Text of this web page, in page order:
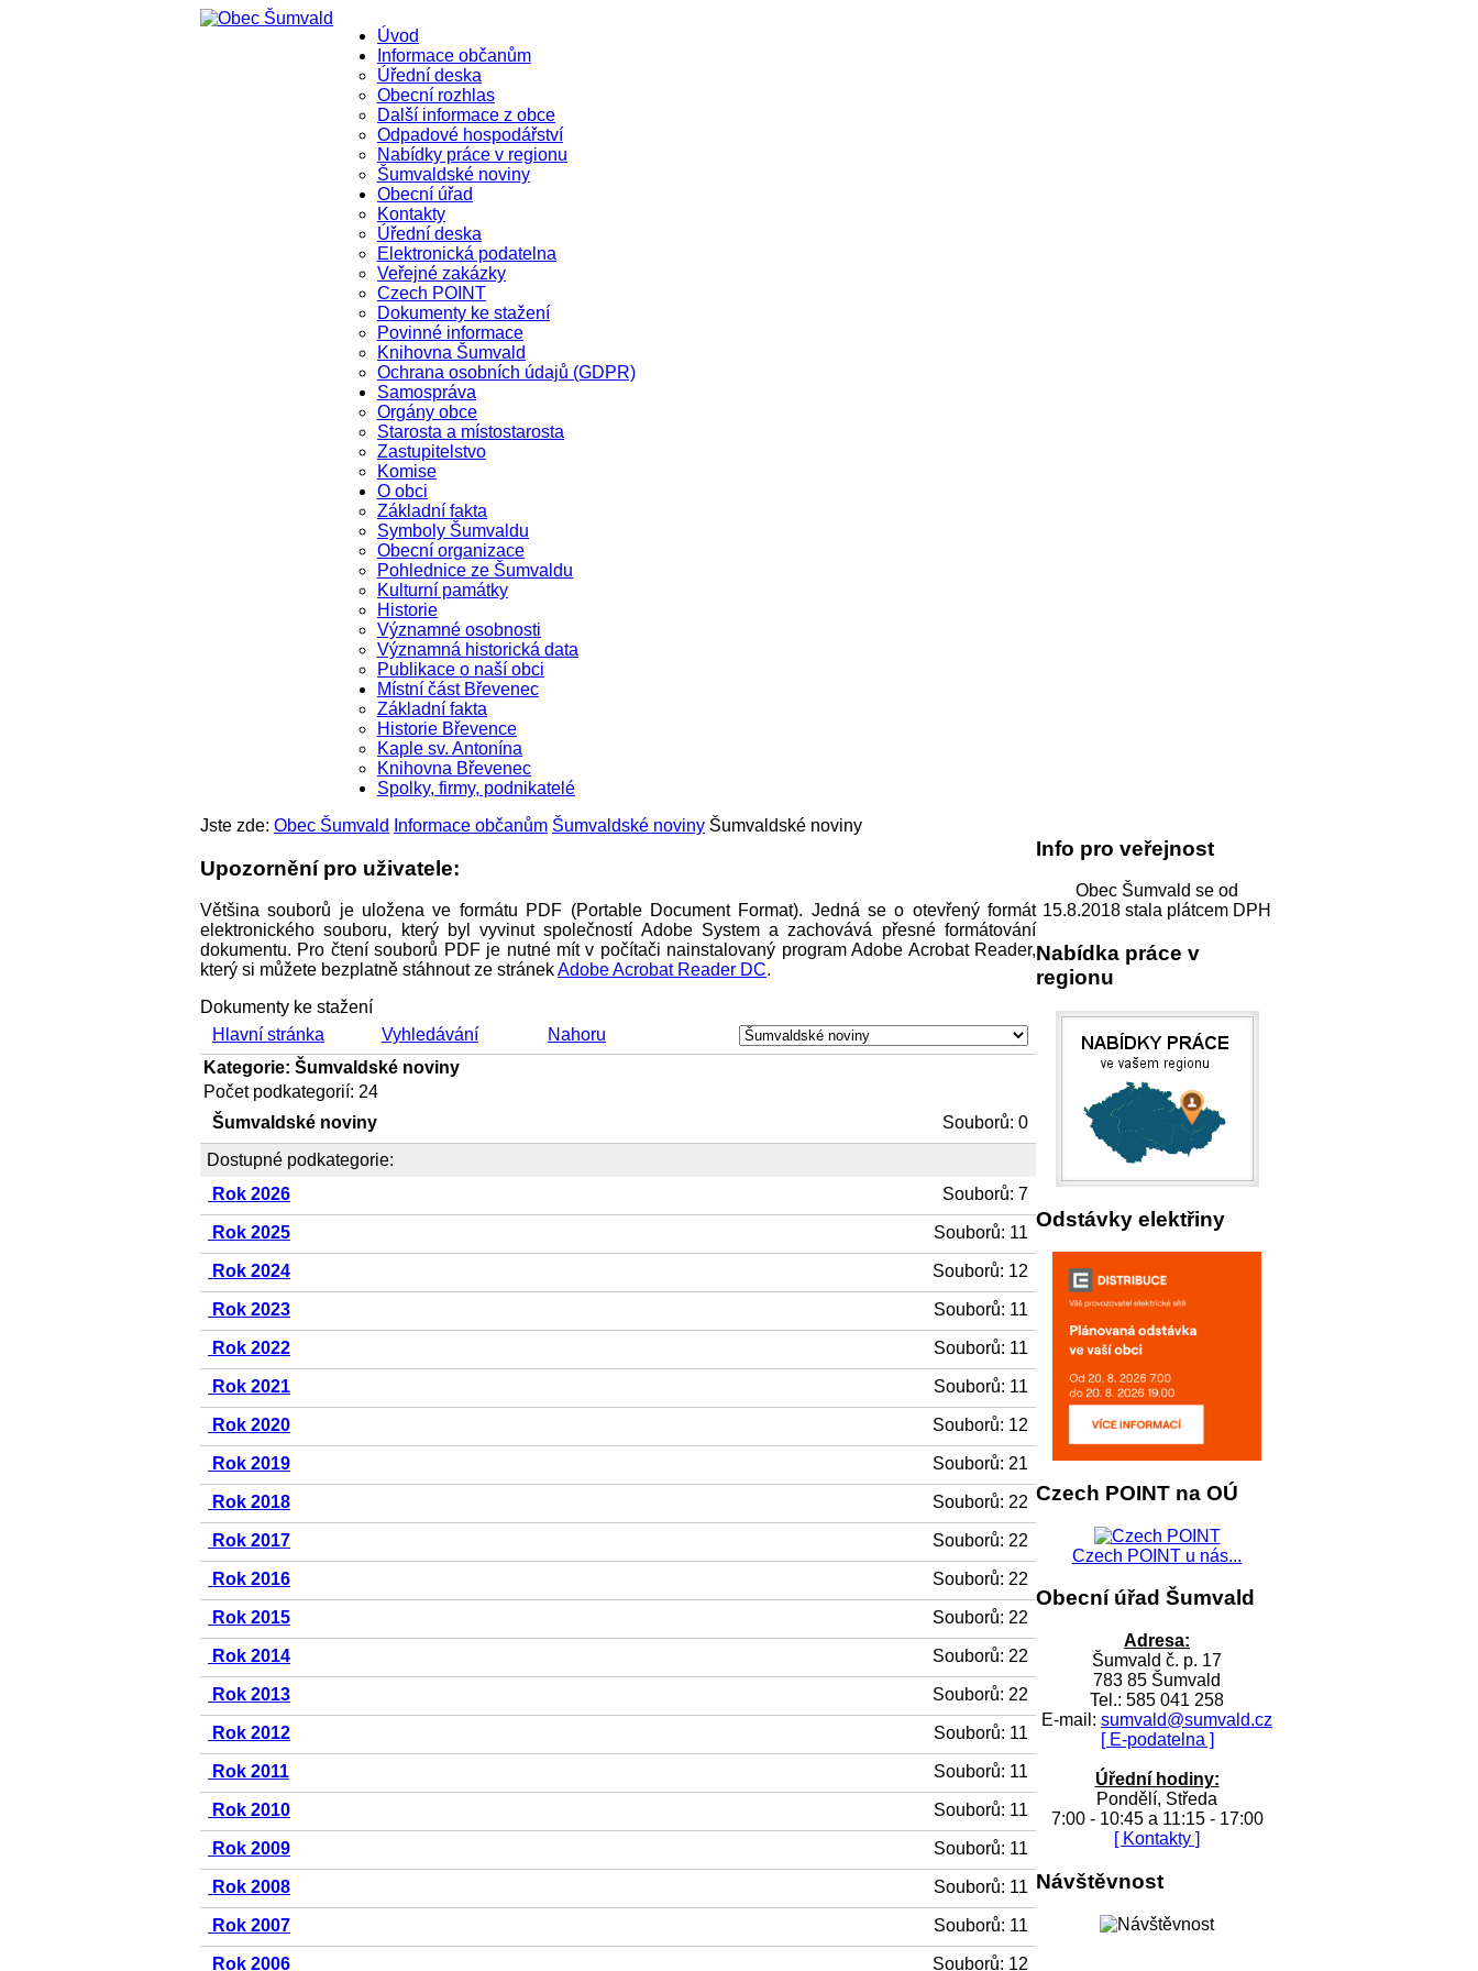
Úvod
Informace občanům
Úřední deska
Obecní rozhlas
Další informace z obce
Odpadové hospodářství
Nabídky práce v regionu
Šumvaldské noviny
Obecní úřad
Kontakty
Úřední deska
Elektronická podatelna
Veřejné zakázky
Czech POINT
Dokumenty ke stažení
Povinné informace
Knihovna Šumvald
Ochrana osobních údajů (GDPR)
Samospráva
Orgány obce
Starosta a místostarosta
Zastupitelstvo
Komise
O obci
Základní fakta
Symboly Šumvaldu
Obecní organizace
Pohlednice ze Šumvaldu
Kulturní památky
Historie
Významné osobnosti
Významná historická data
Publikace o naší obci
Místní část Břevenec
Základní fakta
Historie Břevence
Kaple sv. Antonína
Knihovna Břevenec
Spolky, firmy, podnikatelé
Jste zde: Obec Šumvald Informace občanům Šumvaldské noviny Šumvaldské noviny
Upozornění pro uživatele:
Většina souborů je uložena ve formátu PDF (Portable Document Format). Jedná se o otevřený formát
elektronického souboru, který byl vyvinut společností Adobe System a zachovává přesné formátování
dokumentu. Pro čtení souborů PDF je nutné mít v počítači nainstalovaný program Adobe Acrobat Reader,
který si můžete bezplatně stáhnout ze stránekAdobe Acrobat Reader DC.
Dokumenty ke stažení
Hlavní stránka
Vyhledávání
Nahoru
Kategorie: Šumvaldské noviny
Počet podkategorií: 24
Šumvaldské noviny
Souborů: 0
Dostupné podkategorie:
Rok 2026
Souborů: 7
Rok 2025 Souborů: 11
Rok 2024 Souborů: 12
Rok 2023 Souborů: 11
Rok 2022 Souborů: 11
Rok 2021 Souborů: 11
Rok 2020 Souborů: 12
Rok 2019 Souborů: 21
Rok 2018 Souborů: 22
Rok 2017 Souborů: 22
Rok 2016 Souborů: 22
Rok 2015 Souborů: 22
Rok 2014 Souborů: 22
Rok 2013 Souborů: 22
Rok 2012 Souborů: 11
Rok 2011 Souborů: 11
Rok 2010 Souborů: 11
Rok 2009 Souborů: 11
Rok 2008 Souborů: 11
Rok 2007 Souborů: 11
Rok 2006 Souborů: 12
Info pro veřejnost
Obec Šumvald se od
15.8.2018 stala plátcem DPH
Nabídka práce v
regionu
Odstávky elektřiny
Czech POINT na OÚ
Czech POINT u nás...
Obecní úřad Šumvald
Adresa:
Šumvald č. p. 17
783 85 Šumvald
Tel.: 585 041 258
E-mail: sumvald@sumvald.cz
[ E-podatelna ]
Úřední hodiny:
Pondělí, Středa
7:00 - 10:45 a 11:15 - 17:00
[ Kontakty ]
Návštěvnost